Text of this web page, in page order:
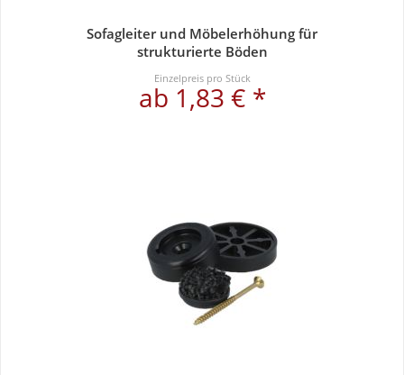
Sofagleiter und Möbelerhöhung für
strukturierte Böden
Einzelpreis pro Stück
ab 1,83 € *